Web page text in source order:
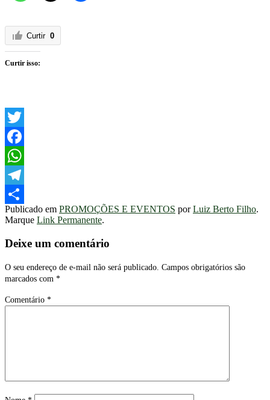
Curtir 0
Curtir isso:
Twitter
Facebook
WhatsApp
Telegram
Share
Publicado em PROMOÇÕES E EVENTOS porLuiz Berto Filho.
Marque Link Permanente.
Deixe um comentário
O seu endereço de e-mail não será publicado. Campos obrigatórios são
marcados com *
Comentário *